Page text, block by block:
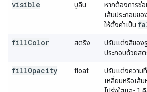
visible บูลีน
หากต้องการซ่
เส้นประกอบข
ให้ตั้งค่าเป็น
fillColor
สตริง
ปรับแต่งสีของ
ประกอบด้วยสต
fillOpacity float
ปรับแต่งความ
เหลี่ยมหรือเส้น